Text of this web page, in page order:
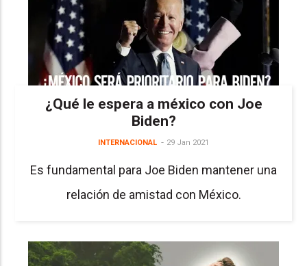
¿Qué le espera a méxico con Joe
Biden?
INTERNACIONAL 29 Jan 2021
Es fundamental para Joe Biden mantener una
relación de amistad con México.